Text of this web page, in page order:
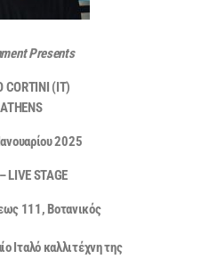
Presents
CORTINI (IT)
2025
LIVE STAGE
111, Βοτανικός
Ιταλό καλλιτέχνη της